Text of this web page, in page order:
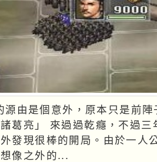
由是個意外，原本只是前
諸葛亮」 來過過乾癮，不過
發現很棒的開局。由於一人
像之外的...